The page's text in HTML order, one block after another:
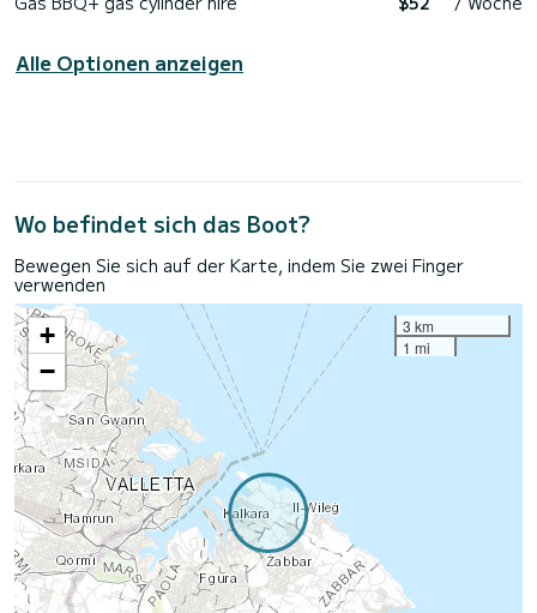
Alle Optionen anzeigen
Wo befindet sich das Boot?
Bewegen Sie sich auf der Karte, indem Sie zwei Finger
verwenden
+
−
3 km
1 mi